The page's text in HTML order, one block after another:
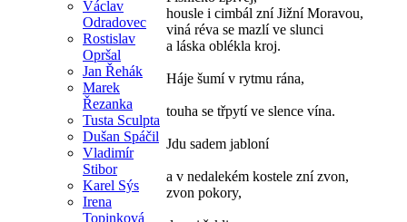
Václav
Odradovec
Rostislav
Opršal
Jan Řehák
Marek
Řezanka
Tusta Sculpta
Dušan Spáčil
Vladimír
Stibor
Karel Sýs
Irena
Topinková
housle i cimbál zní Jižní Moravou,
viná réva se mazlí ve slunci
a láska oblékla kroj.
Háje šumí v rytmu rána,
touha se třpytí ve slence vína.
Jdu sadem jabloní
a v nedalekém kostele zní zvon,
zvon pokory,